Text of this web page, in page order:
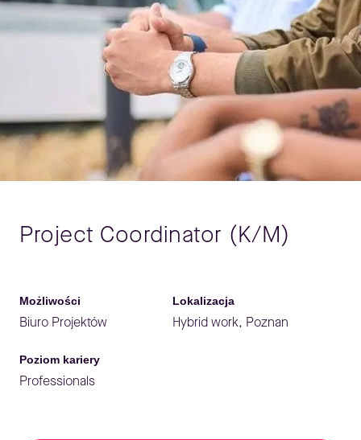
Project Coordinator (K/M)
Możliwości
Biuro Projektów
Lokalizacja
Hybrid work, Poznan
Poziom kariery
Professionals